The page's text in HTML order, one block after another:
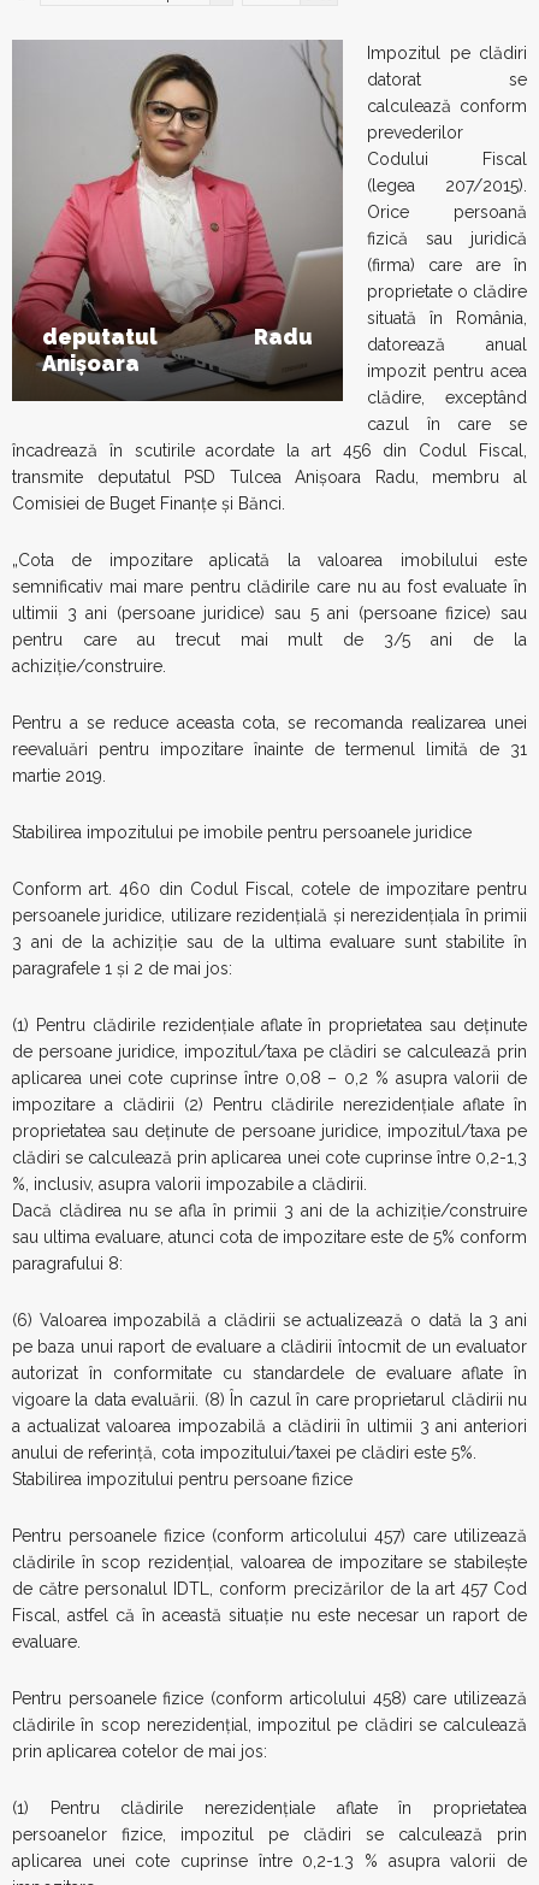
deputatul Radu
Anișoara
Impozitul pe clădiri
datorat se
calculează conform
prevederilor
Codului Fiscal
(legea 207/2015).
Orice persoană
fizică sau juridică
(firma) care are în
proprietate o clădire
situată în România,
datorează anual
impozit pentru acea
clădire, exceptând
cazul în care se
încadrează în scutirile acordate la art 456 din Codul Fiscal,
transmite deputatul PSD Tulcea Anișoara Radu, membru al
Comisiei de Buget Finanțe și Bănci.
„Cota de impozitare aplicată la valoarea imobilului este
semnificativ mai mare pentru clădirile care nu au fost evaluate în
ultimii 3 ani (persoane juridice) sau 5 ani (persoane fizice) sau
pentru care au trecut mai mult de 3/5 ani de la
achiziţie/construire.
Pentru a se reduce aceasta cota, se recomanda realizarea unei
reevaluări pentru impozitare înainte de termenul limită de 31
martie 2019.
Stabilirea impozitului pe imobile pentru persoanele juridice
Conform art. 460 din Codul Fiscal, cotele de impozitare pentru
persoanele juridice, utilizare rezidenţială şi nerezidenţiala în primii
3 ani de la achiziţie sau de la ultima evaluare sunt stabilite în
paragrafele 1 şi 2 de mai jos:
(1) Pentru clădirile rezidenţiale aflate în proprietatea sau deţinute
de persoane juridice, impozitul/taxa pe clădiri se calculează prin
aplicarea unei cote cuprinse între 0,08 – 0,2 % asupra valorii de
impozitare a clădirii (2) Pentru clădirile nerezidenţiale aflate în
proprietatea sau deţinute de persoane juridice, impozitul/taxa pe
clădiri se calculează prin aplicarea unei cote cuprinse între 0,2-1,3
%, inclusiv, asupra valorii impozabile a clădirii.
Dacă clădirea nu se afla în primii 3 ani de la achiziţie/construire
sau ultima evaluare, atunci cota de impozitare este de 5% conform
paragrafului 8:
(6) Valoarea impozabilă a clădirii se actualizează o dată la 3 ani
pe baza unui raport de evaluare a clădirii întocmit de un evaluator
autorizat în conformitate cu standardele de evaluare aflate în
vigoare la data evaluării. (8) În cazul în care proprietarul clădirii nu
a actualizat valoarea impozabilă a clădirii în ultimii 3 ani anteriori
anului de referinţă, cota impozitului/taxei pe clădiri este 5%.
Stabilirea impozitului pentru persoane fizice
Pentru persoanele fizice (conform articolului 457) care utilizează
clădirile în scop rezidenţial, valoarea de impozitare se stabileşte
de către personalul IDTL, conform precizărilor de la art 457 Cod
Fiscal, astfel că în această situaţie nu este necesar un raport de
evaluare.
Pentru persoanele fizice (conform articolului 458) care utilizează
clădirile în scop nerezidenţial, impozitul pe clădiri se calculează
prin aplicarea cotelor de mai jos:
(1) Pentru clădirile nerezidenţiale aflate în proprietatea
persoanelor fizice, impozitul pe clădiri se calculează prin
aplicarea unei cote cuprinse între 0,2-1.3 % asupra valorii de